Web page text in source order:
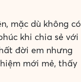
mặc dù không có
khi chia sẻ với
đời em nhưng
mới mẻ, thấy